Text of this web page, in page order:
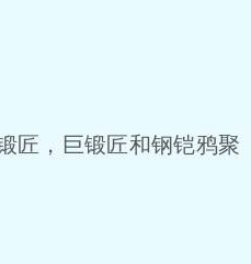
匠，巨锻匠和钢铠鸦聚